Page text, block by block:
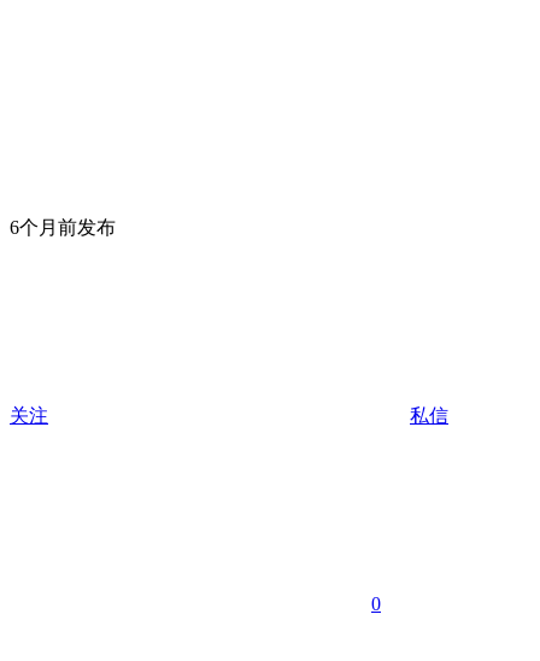
6个月前发布
关注 私信
0